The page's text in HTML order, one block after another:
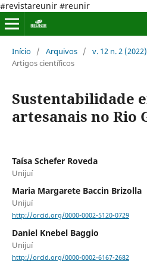
#revistareunir #reunir
Início / Arquivos / v. 12 n. 2
Artigos científicos
Sustentabilidade
artesanais no Rio
Taísa Schefer Roveda
Unijuí
Maria Margarete Baccin Brizolla
Unijuí
http://orcid.org/0000-0002-5120-0729
Daniel Knebel Baggio
Unijuí
http://orcid.org/0000-0002-6167-2682